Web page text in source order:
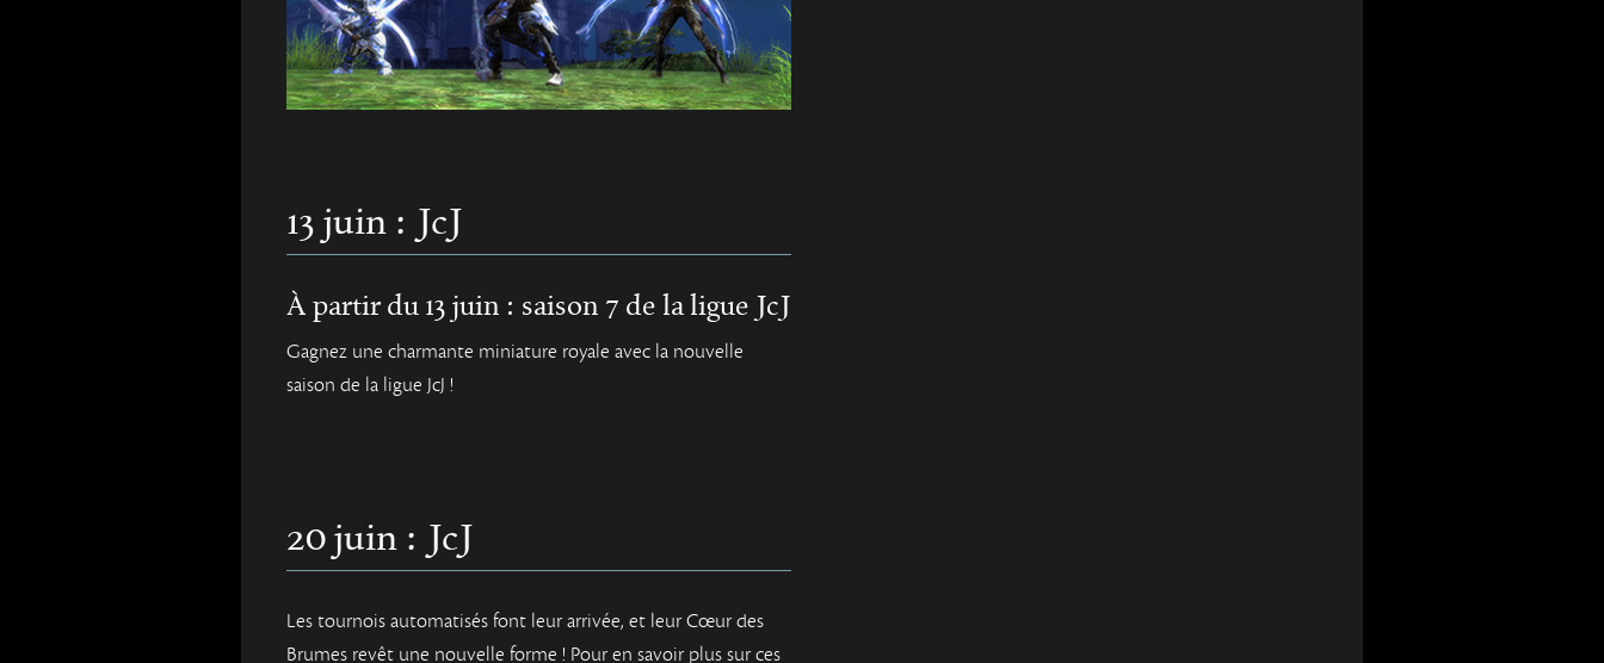
13 juin : JcJ
À partir du 13 juin : saison 7 de la ligue JcJ
Gagnez une charmante miniature royale avec la nouvelle
saison de la ligue JcJ !
20 juin : JcJ
Les tournois automatisés font leur arrivée, et leur Cœur des
Brumes revêt une nouvelle forme ! Pour en savoir plus sur ces